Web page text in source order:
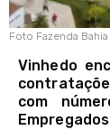
Foto Fazenda Bahia
Vinhedo
com